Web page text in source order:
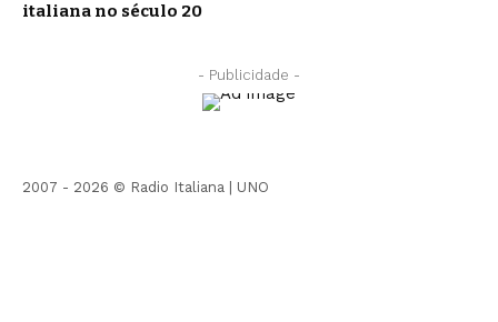
italiana no século 20
- Publicidade -
2007 - 2026 © Radio Italiana | UNO